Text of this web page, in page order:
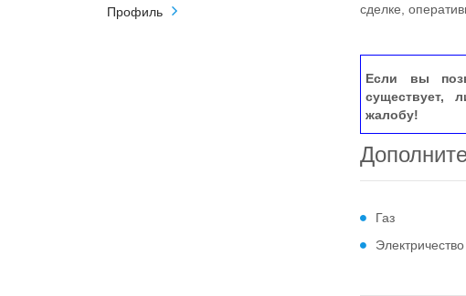
Профиль
сделке,
Если вы
существует,
жалобу!
Газ
Электричество